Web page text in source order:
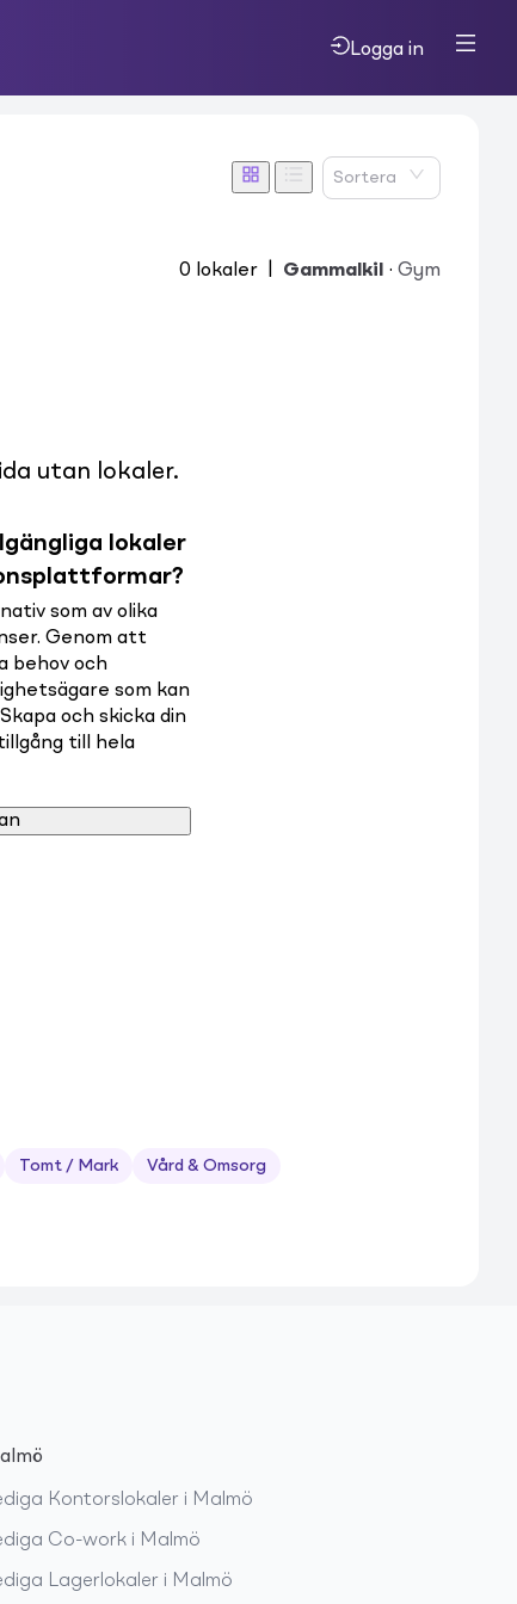
Logga in
Sortera
0 lokaler Gammalkil · Gym
utan lokaler.
lokaler
som av olika
Genom att
behov och
som kan
och skicka din
till hela
Tomt / Mark Vård & Omsorg
Kontorslokaler i Malmö
Co-work i Malmö
Lagerlokaler i Malmö